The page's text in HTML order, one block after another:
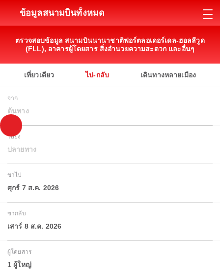
ข้อมูลสนามบินทั้งหมด
ตรวจสอบข้อมูล สนามบินนานาชาติฟอร์ตลอเดอร์เดล-ฮอลลีวูด
(FLL), อาคารผู้โดยสาร สิ่งอำนวยความสะดวก และอื่นๆ
เที่ยวเดียว ไป-กลับ เดินทางหลายเมือง
จาก
ต้นทาง
ไปยัง
ปลายทาง
ขาไป
ศุกร์ 7 ส.ค. 2026
ขากลับ
เสาร์ 8 ส.ค. 2026
ผู้โดยสาร
1 ผู้ใหญ่